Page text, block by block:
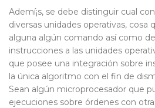
Ademí¡s, se debe distinguir cual
diversas unidades operativas, cosa
alguna algún comando así­ como
instrucciones a las unidades
que posee una integración sobre
la única algoritmo con el fin de
Sean algún microprocesador que
ejecuciones sobre órdenes con